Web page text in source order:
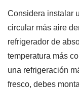
Considera instalar
circular más aire
refrigerador de
temperatura más
una refrigeración
fresco, debes